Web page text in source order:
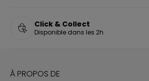
Click & Collect
Disponible dans les 2h
À PROPOS DE